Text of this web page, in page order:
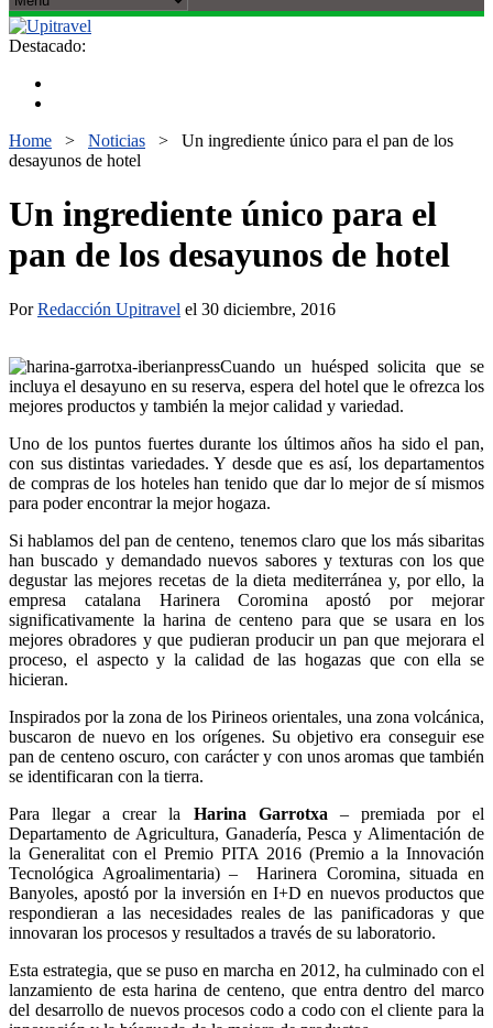
Destacado:
Home > Noticias > Un ingrediente único para el pan de los
desayunos de hotel
Un ingrediente único para el
pan de los desayunos de hotel
PorRedacción Upitravel el 30 diciembre, 2016
Cuando un huésped solicita que se
incluya el desayuno en su reserva, espera del hotel que le ofrezca los
mejores productos y también la mejor calidad y variedad.
Uno de los puntos fuertes durante los últimos años ha sido el pan,
con sus distintas variedades. Y desde que es así, los departamentos
de compras de los hoteles han tenido que dar lo mejor de sí mismos
para poder encontrar la mejor hogaza.
Si hablamos del pan de centeno, tenemos claro que los más sibaritas
han buscado y demandado nuevos sabores y texturas con los que
degustar las mejores recetas de la dieta mediterránea y, por ello, la
empresa catalana Harinera Coromina apostó por mejorar
significativamente la harina de centeno para que se usara en los
mejores obradores y que pudieran producir un pan que mejorara el
proceso, el aspecto y la calidad de las hogazas que con ella se
hicieran.
Inspirados por la zona de los Pirineos orientales, una zona volcánica,
buscaron de nuevo en los orígenes. Su objetivo era conseguir ese
pan de centeno oscuro, con carácter y con unos aromas que también
se identificaran con la tierra.
Para llegar a crear la Harina Garrotxa – premiada por el
Departamento de Agricultura, Ganadería, Pesca y Alimentación de
la Generalitat con el Premio PITA 2016 (Premio a la Innovación
Tecnológica Agroalimentaria) – Harinera Coromina, situada en
Banyoles, apostó por la inversión en I+D en nuevos productos que
respondieran a las necesidades reales de las panificadoras y que
innovaran los procesos y resultados a través de su laboratorio.
Esta estrategia, que se puso en marcha en 2012, ha culminado con el
lanzamiento de esta harina de centeno, que entra dentro del marco
del desarrollo de nuevos procesos codo a codo con el cliente para la